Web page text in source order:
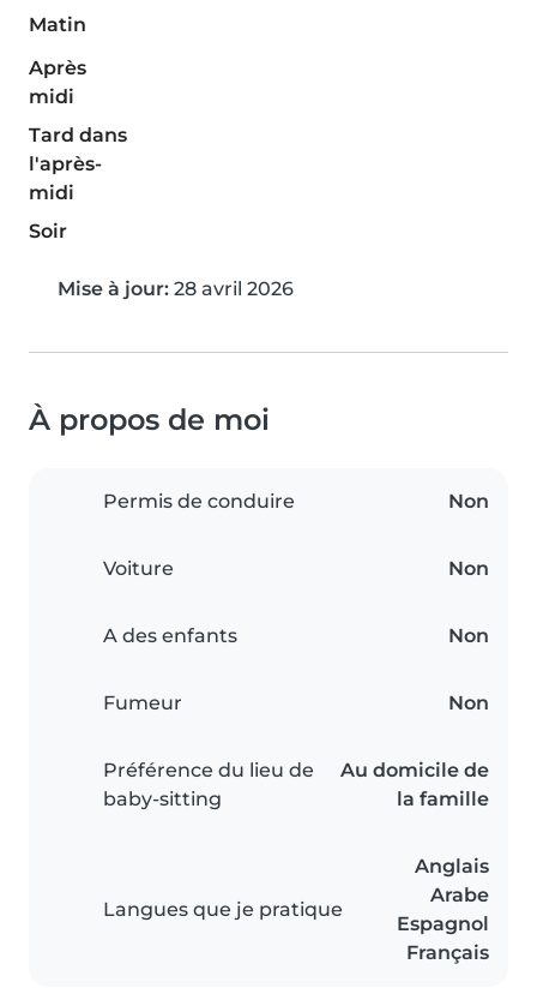
Matin
Après
midi
Tard dans
l'après-
midi
Soir
Mise à jour: 28 avril 2026
À propos de moi
Permis de conduire Non
Voiture Non
A des enfants Non
Fumeur Non
Préférence du lieu de
baby-sitting
Au domicile de
la famille
Langues que je pratique
Anglais
Arabe
Espagnol
Français